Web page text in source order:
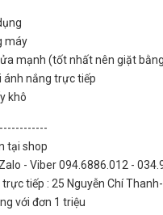
máy
mạnh (tốt nhất nên giặt
ánh nắng trực tiếp
khô
tại shop
- Viber 094.6886.012 -
tiếp : 25 Nguyễn Chí
với đơn 1 triệu